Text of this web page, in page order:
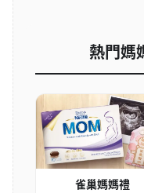
熱門媽
雀巢媽媽禮